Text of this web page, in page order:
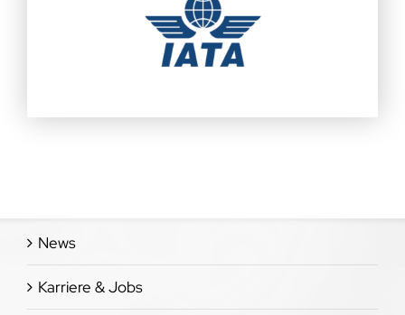
News
Karriere & Jobs